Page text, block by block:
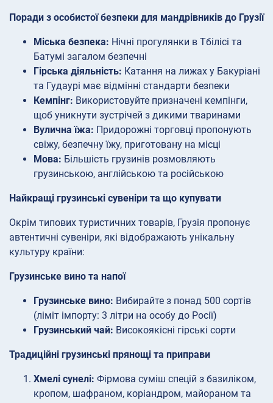
Поради з особистої безпеки для мандрівників до Грузії
Міська безпека: Нічні прогулянки в Тбілісі та
Батумі загалом безпечні
Гірська діяльність: Катання на лижах у Бакуріані
та Гудаурі має відмінні стандарти безпеки
Кемпінг: Використовуйте призначені кемпінги,
щоб уникнути зустрічей з дикими тваринами
Вулична їжа: Придорожні торговці пропонують
свіжу, безпечну їжу, приготовану на місці
Мова: Більшість грузинів розмовляють
грузинською, англійською та російською
Найкращі грузинські сувеніри та що купувати
Окрім типових туристичних товарів, Грузія пропонує
автентичні сувеніри, які відображають унікальну
культуру країни:
Грузинське вино та напої
Грузинське вино: Вибирайте з понад 500 сортів
(ліміт імпорту: 3 літри на особу до Росії)
Грузинський чай: Високоякісні гірські сорти
Традиційні грузинські прянощі та приправи
Хмелі сунелі: Фірмова суміш спецій з базиліком,
кропом, шафраном, коріандром, майораном та